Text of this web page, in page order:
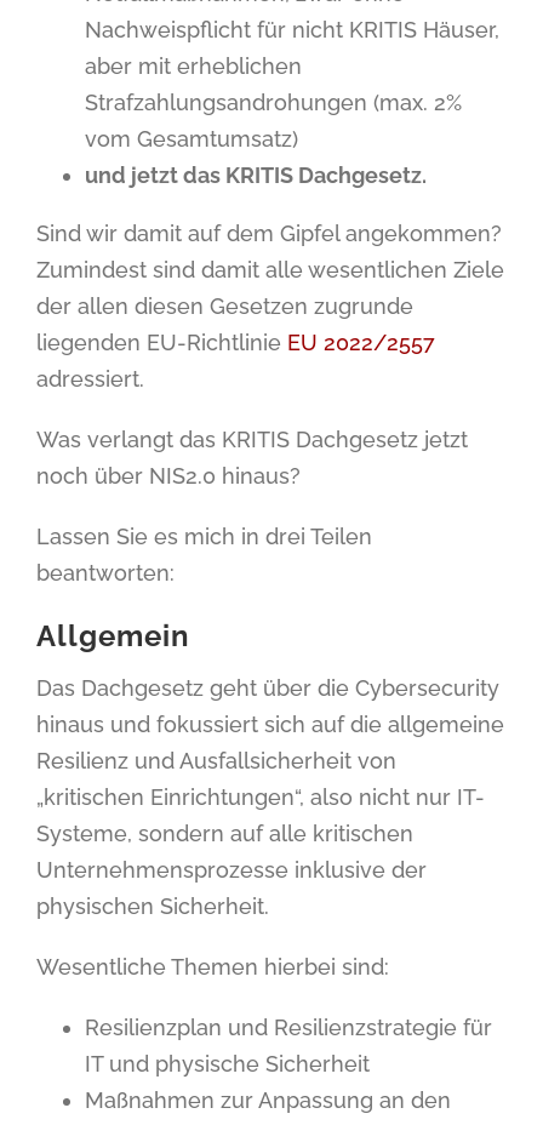
Nachweispflicht für nicht KRITIS Häuser,
aber mit erheblichen
Strafzahlungsandrohungen (max. 2%
vom Gesamtumsatz)
und jetzt das KRITIS Dachgesetz.
Sind wir damit auf dem Gipfel angekommen?
Zumindest sind damit alle wesentlichen Ziele
der allen diesen Gesetzen zugrunde
liegenden EU-Richtlinie EU 2022/2557
adressiert.
Was verlangt das KRITIS Dachgesetz jetzt
noch über NIS2.0 hinaus?
Lassen Sie es mich in drei Teilen
beantworten:
Allgemein
Das Dachgesetz geht über die Cybersecurity
hinaus und fokussiert sich auf die allgemeine
Resilienz und Ausfallsicherheit von
„kritischen Einrichtungen“, also nicht nur IT-
Systeme, sondern auf alle kritischen
Unternehmensprozesse inklusive der
physischen Sicherheit.
Wesentliche Themen hierbei sind:
Resilienzplan und Resilienzstrategie für
IT und physische Sicherheit
Maßnahmen zur Anpassung an den